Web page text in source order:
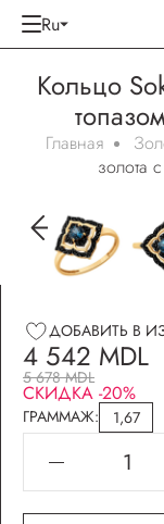
Ru
Кольцо
Главная
золота
ДОБАВИТЬ В
4 542 MDL
5 678 MDL
СКИДКА -20%
ГРАММАЖ:
1,67